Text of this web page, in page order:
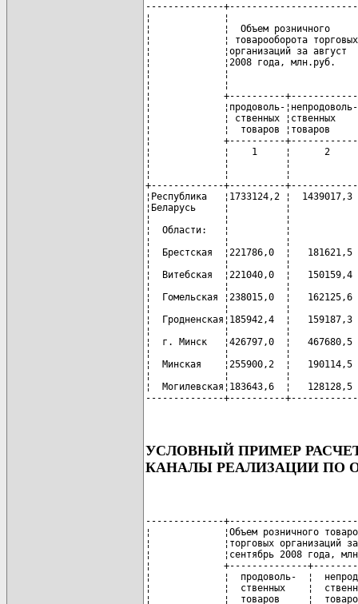
--------------
¦             ¦                       ¦
¦             ¦  Объем розничного
¦             ¦ товарооборота
¦             ¦организаций за август
¦             ¦2008 года, млн.руб.    ¦
¦             ¦
¦             ¦
¦             +----------+------------
¦             ¦продоволь-¦непродоволь-¦
¦             ¦ ственных ¦ственных    ¦
¦             ¦  товаров ¦товаров
¦             +----------+------------
¦             ¦    1     ¦      2
¦             ¦          ¦            ¦
¦             ¦          ¦            ¦
+-------------+----------
¦Республика   ¦1733124,2 ¦
¦Беларусь     ¦          ¦
¦             ¦          ¦
¦  Области:   ¦          ¦
¦             ¦          ¦
¦  Брестская  ¦221786,0  ¦
¦             ¦          ¦
¦  Витебская  ¦221040,0  ¦
¦             ¦          ¦
¦  Гомельская ¦238015,0  ¦
¦             ¦          ¦
¦  Гродненская¦185942,4  ¦
¦             ¦          ¦
¦  г. Минск   ¦426797,0  ¦
¦             ¦          ¦
¦  Минская    ¦255900,2  ¦
¦             ¦          ¦
¦  Могилевская¦183643,6  ¦
--------------+----------
УСЛОВНЫЙ ПРИМЕР
КАНАЛЫ РЕАЛИЗАЦИИ ПО
--------------
¦             ¦Объем розничного
¦             ¦торговых организаций
¦             ¦сентябрь 2008 года,
¦             +--------------
¦             ¦  продоволь-  ¦
¦             ¦  ственных    ¦
¦             ¦  товаров     ¦